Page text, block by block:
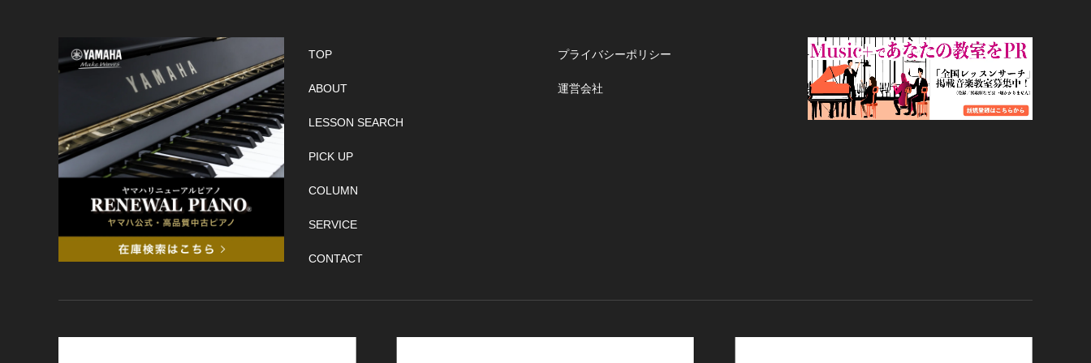
TOP
ABOUT
LESSON SEARCH
PICK UP
COLUMN
SERVICE
CONTACT
プライバシーポリシー
運営会社